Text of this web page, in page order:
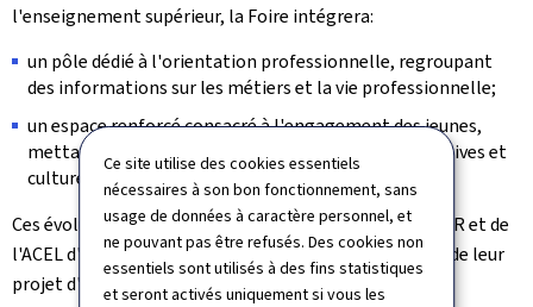
Ce site utilise des cookies essentiels
nécessaires à son bon fonctionnement, sans
usage de données à caractère personnel, et
ne pouvant pas être refusés. Des cookies non
essentiels sont utilisés à des fins statistiques
et seront activés uniquement si vous les
l'enseignement supérieur, la Foire intégrera:
un pôle dédié à l'orientation professionnelle, regroupant
des informations sur les métiers et la vie professionnelle;
un espace renforcé consacré à l'engagement des jeunes,
mettant en avant les initiatives citoyennes, associatives et
culturelles ainsi que le bénévolat.
Ces évolutions traduisent la volonté commune du MESR et de
l'ACEL d'accompagner les jeunes dans la construction de leur
projet d'avenir, qu'il soit académique ou professionnel.